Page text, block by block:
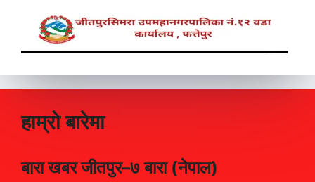
हाम्रो बारेमा
बारा खबर जीतपुर–७ बारा (नेपाल)